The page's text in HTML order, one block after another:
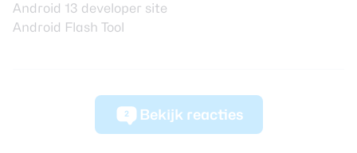
Android 13 developer site
Android Flash Tool
2 Bekijk reacties